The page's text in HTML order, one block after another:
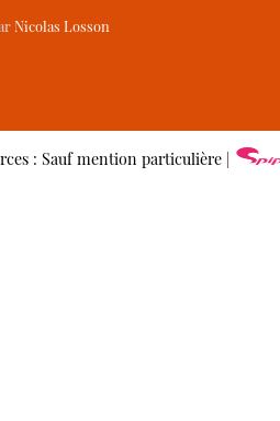
Nicolas Losson
: Sauf mention particulière |